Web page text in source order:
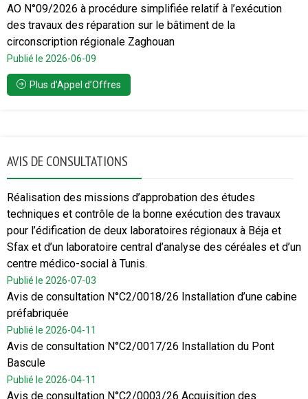
AO N°09/2026 à procédure simplifiée relatif à l’exécution
des travaux des réparation sur le bâtiment de la
circonscription régionale Zaghouan
Publié le 2026-06-09
Plus d’Appel d’Offres
AVIS DE CONSULTATIONS
Réalisation des missions d’approbation des études
techniques et contrôle de la bonne exécution des travaux
pour l’édification de deux laboratoires régionaux à Béja et
Sfax et d’un laboratoire central d’analyse des céréales et d’un
centre médico-social à Tunis.
Publié le 2026-07-03
Avis de consultation N°C2/0018/26 Installation d’une cabine
préfabriquée
Publié le 2026-04-11
Avis de consultation N°C2/0017/26 Installation du Pont
Bascule
Publié le 2026-04-11
Avis de consultation N°C2/0003/26 Acquisition des